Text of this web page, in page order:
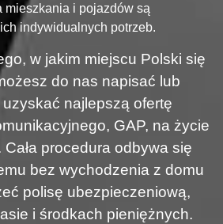
mieszkania i pojazdów są
indywidualnych potrzeb.
w jakim miejscu Polski się
do nas napisać lub
najlepszą ofertę
GAP, na życie
procedura odbywa się
bez wychodzenia z domu
polisę ubezpieczeniową,
i środkach pieniężnych.